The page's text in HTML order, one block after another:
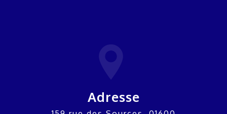
Adresse